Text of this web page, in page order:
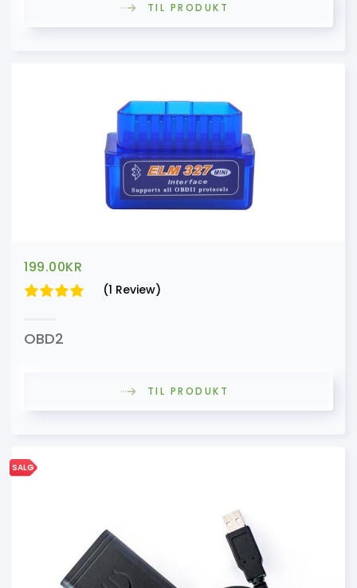
TIL PRODUKT
199.00KR
(1 Review)
OBD2
TIL PRODUKT
SALG